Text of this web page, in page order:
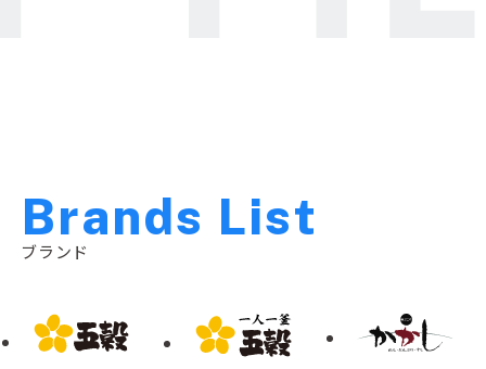
Brands List
ブランド